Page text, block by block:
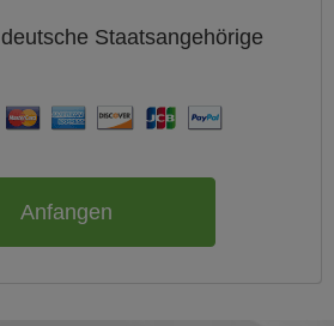
deutsche Staatsangehörige
Anfangen